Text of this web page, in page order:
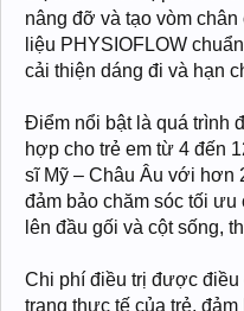
nâng đỡ và tạo vòm
liệu PHYSIOFLOW
cải thiện dáng đi và hạn
Điểm nổi bật là quá trình
hợp cho trẻ em từ 4 đến
sĩ Mỹ – Châu Âu với hơn
đảm bảo chăm sóc tối
lên đầu gối và cột sống,
Chi phí điều trị được điều
trạng thực tế của trẻ,